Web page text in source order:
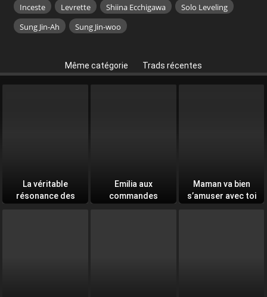
Inceste
Levrette Shiina Ecchigawa
Solo Leveling
Sung Jin-Ah
Sung Jin-woo
Même catégorie Trads récentes
La véritable
résonance des
Emilia aux
commandes
Maman va bien
s’amuser avec toi